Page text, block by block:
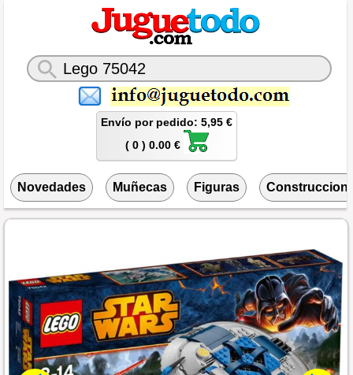
Envío por pedido: 5,95 €
( 0 ) 0.00 €
Novedades Muñecas Figuras